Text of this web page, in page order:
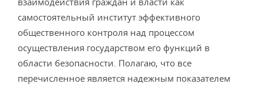
самостоятельный институт эффективного
общественного контроля над процессом
осуществления государством его функций в
области безопасности. Полагаю, что все
перечисленное является надежным показателем